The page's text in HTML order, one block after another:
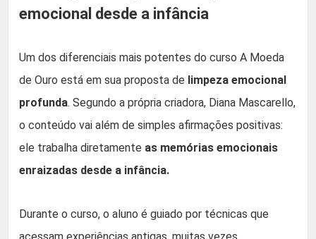
emocional desde a infância
Um dos diferenciais mais potentes do curso A Moeda
de Ouro está em sua proposta de limpeza emocional
profunda. Segundo a própria criadora, Diana Mascarello,
o conteúdo vai além de simples afirmações positivas:
ele trabalha diretamente as memórias emocionais
enraizadas desde a infância.
Durante o curso, o aluno é guiado por técnicas que